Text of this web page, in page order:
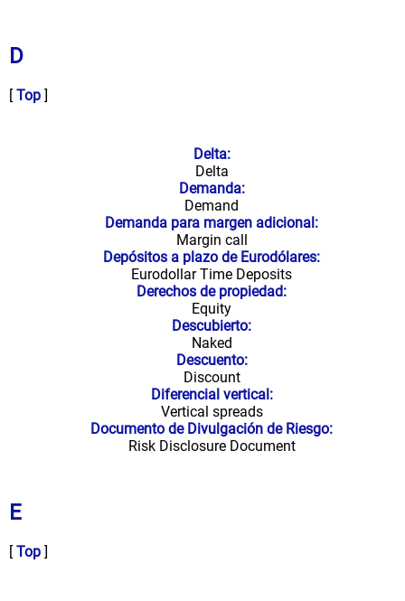
D
[ Top ]
Delta:
Delta
Demanda:
Demand
Demanda para margen adicional:
Margin call
Depósitos a plazo de Eurodólares:
Eurodollar Time Deposits
Derechos de propiedad:
Equity
Descubierto:
Naked
Descuento:
Discount
Diferencial vertical:
Vertical spreads
Documento de Divulgación de Riesgo:
Risk Disclosure Document
E
[Top ]